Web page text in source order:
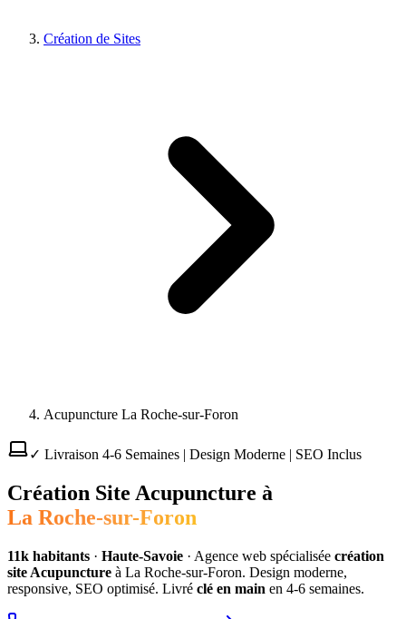
Création de Sites
Acupuncture La Roche-sur-Foron
✓ Livraison 4-6 Semaines | Design Moderne | SEO Inclus
Création Site Acupuncture à
La Roche-sur-Foron
11k habitants · Haute-Savoie · Agence web spécialisée création
site Acupuncture à La Roche-sur-Foron. Design moderne,
responsive, SEO optimisé. Livré clé en main en 4-6 semaines.